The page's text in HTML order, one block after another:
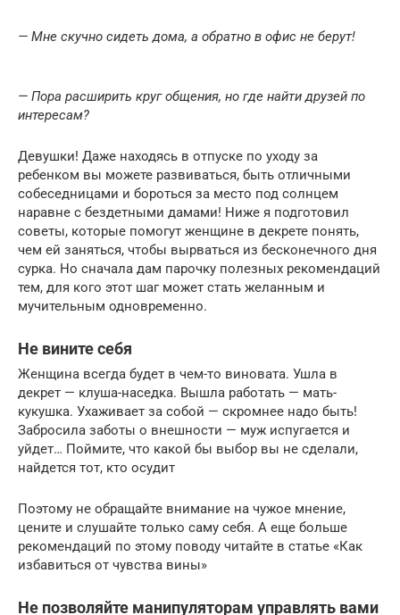
— Мне скучно сидеть дома, а обратно в офис не берут!
— Пора расширить круг общения, но где найти друзей по
интересам?
Девушки! Даже находясь в отпуске по уходу за
ребенком вы можете развиваться, быть отличными
собеседницами и бороться за место под солнцем
наравне с бездетными дамами! Ниже я подготовил
советы, которые помогут женщине в декрете понять,
чем ей заняться, чтобы вырваться из бесконечного дня
сурка. Но сначала дам парочку полезных рекомендаций
тем, для кого этот шаг может стать желанным и
мучительным одновременно.
Не вините себя
Женщина всегда будет в чем-то виновата. Ушла в
декрет — клуша-наседка. Вышла работать — мать-
кукушка. Ухаживает за собой — скромнее надо быть!
Забросила заботы о внешности — муж испугается и
уйдет… Поймите, что какой бы выбор вы не сделали,
найдется тот, кто осудит
Поэтому не обращайте внимание на чужое мнение,
цените и слушайте только саму себя. А еще больше
рекомендаций по этому поводу читайте в статье «Как
избавиться от чувства вины»
Не позволяйте манипуляторам управлять вами